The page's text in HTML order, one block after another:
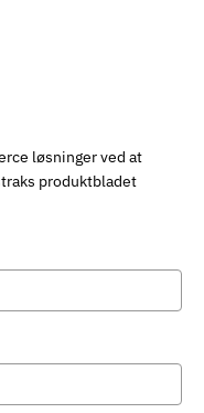
løsninger ved at
produktbladet